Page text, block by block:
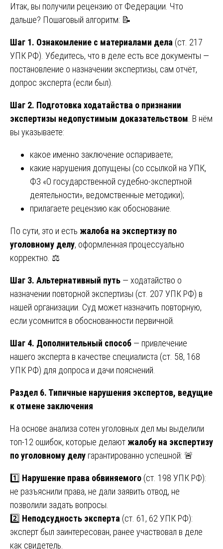
Итак, вы получили рецензию от Федерации. Что
дальше? Пошаговый алгоритм: 📝
Шаг 1. Ознакомление с материалами дела (ст. 217
УПК РФ). Убедитесь, что в деле есть все документы —
постановление о назначении экспертизы, сам отчёт,
допрос эксперта (если был).
Шаг 2. Подготовка ходатайства о признании
экспертизы недопустимым доказательством . В нём
вы указываете:
какое именно заключение оспариваете;
какие нарушения допущены (со ссылкой на УПК,
ФЗ «О государственной судебно-экспертной
деятельности», ведомственные методики);
прилагаете рецензию как обоснование.
По сути, это и есть жалоба на экспертизу по
уголовному делу, оформленная процессуально
корректно. ⚖️
Шаг 3. Альтернативный путь — ходатайство о
назначении повторной экспертизы (ст. 207 УПК РФ) в
нашей организации. Суд может назначить повторную,
если усомнится в обоснованности первичной.
Шаг 4. Дополнительный способ — привлечение
нашего эксперта в качестве специалиста (ст. 58, 168
УПК РФ) для допроса и дачи пояснений.
Раздел 6. Типичные нарушения экспертов, ведущие
к отмене заключения
На основе анализа сотен уголовных дел мы выделили
топ-12 ошибок, которые делают жалобу на экспертизу
по уголовному делу гарантированно успешной: 🚨
1️⃣ Нарушение права обвиняемого (ст. 198 УПК РФ):
не разъяснили права, не дали заявить отвод, не
позволили задать вопросы.
2️⃣ Неподсудность эксперта (ст. 61, 62 УПК РФ):
эксперт был заинтересован, ранее участвовал в деле
как свидетель.